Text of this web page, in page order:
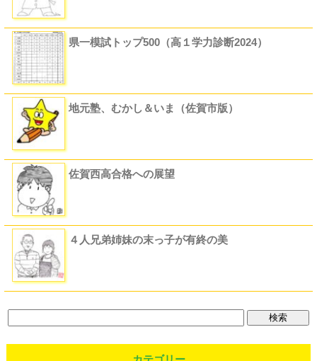
県一模試トップ500（高１学力診断2024）
地元塾、むかし＆いま（佐賀市版）
佐賀西高合格への展望
４人兄弟姉妹の末っ子が有終の美